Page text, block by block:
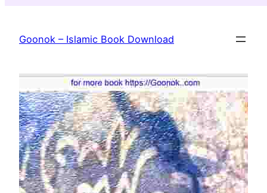
content
Goonok – Islamic Book Download